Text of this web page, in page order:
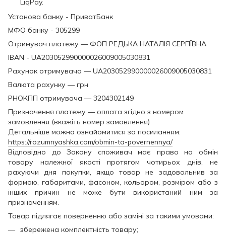
LiqPay.
Установа банку - ПриватБанк
МФО банку - 305299
Отримувач платежу — ФОП РЕДЬКА НАТАЛІЯ СЕРГІЇВНА
IBAN - UA203052990000026009005030831
Рахунок отримувача — UA203052990000026009005030831
Валюта рахунку — грн
РНОКПП отримувача — 3204302149
Призначення платежу — оплата згідно з номером
замовлення (вкажіть номер замовлення)
Детальніше можна ознайомитися за посиланням:
https://rozumnyashka.com/obmin-ta-povernennya/
Відповідно до Закону споживач має право на обмін
товару належної якості протягом чотирьох днів, не
рахуючи дня покупки, якщо товар не задовольнив за
формою, габаритами, фасоном, кольором, розміром або з
інших причин не може бути використаний ним за
призначенням.
Товар підлягає поверненню або заміні за такими умовами:
збережена комплектність товару;